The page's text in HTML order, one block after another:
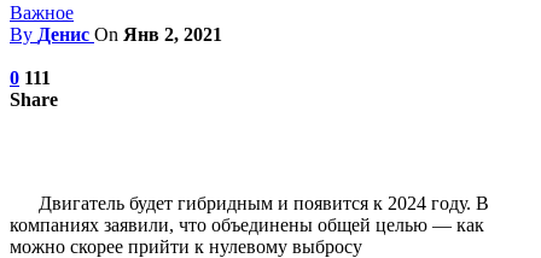
Важное
By Денис On Янв 2, 2021
0 111
Share
Двигатель будет гибридным и появится к 2024 году. В
компаниях заявили, что объединены общей целью — как
можно скорее прийти к нулевому выбросу